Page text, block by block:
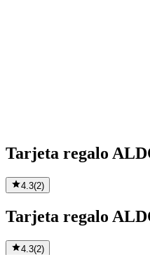
Tarjeta regalo
4.3(2)
Tarjeta regalo
4.3(2)